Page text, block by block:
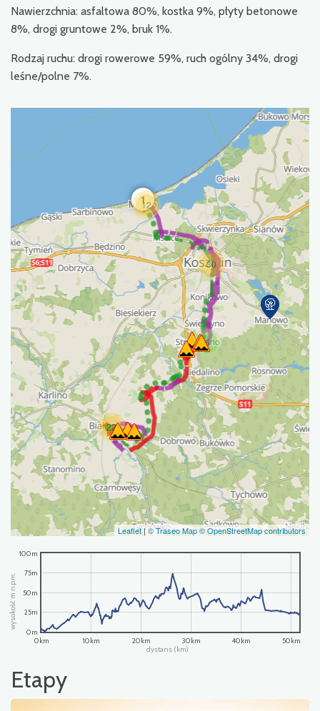
Nawierzchnia: asfaltowa 80%, kostka 9%, płyty betonowe
8%, drogi gruntowe 2%, bruk 1%.
Rodzaj ruchu: drogi rowerowe 59%, ruch ogólny 34%, drogi
leśne/polne 7%.
1
22
5
30
12
Leaflet|© Traseo Map© OpenStreetMap contributors
dystans (km)
wysokość m n.p.m.
0km 10km 20km 30km 40km 50km
0m
25m
50m
75m
100m
Etapy